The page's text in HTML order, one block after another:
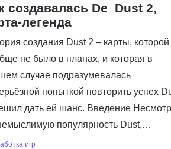
создавалась De_Dust 2,
легенда
создания Dust 2 – карты, которой
не было в планах, и которая в
случае подразумевалась
попыткой повторить успех
дать ей шанс. Введение
популярность Dust,…
игр